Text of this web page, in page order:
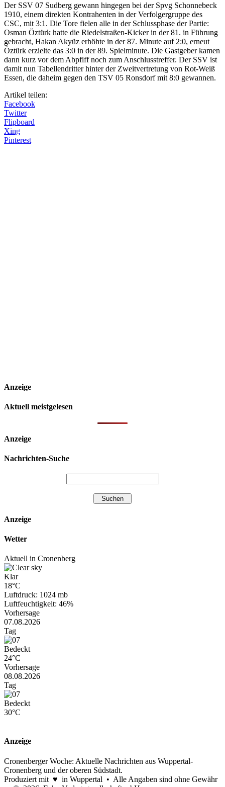
Der SSV 07 Sudberg gewann hingegen bei der Spvg Schonnebeck
1910, einem direkten Kontrahenten in der Verfolgergruppe des
CSC, mit 3:1. Die Tore fielen alle in der Schlussphase der Partie:
Osman Öztürk hatte die Riedelstraßen-Kicker in der 81. in Führung
gebracht, Hakan Akyüz erhöhte in der 87. Minute auf 2:0, erneut
Öztürk erzielte das 3:0 in der 89. Spielminute. Die Gastgeber kamen
dann kurz vor dem Abpfiff noch zum Anschlusstreffer. Der SSV ist
damit nun Tabellendritter hinter der Zweitvertretung von Rot-Weiß
Essen, die daheim gegen den TSV 05 Ronsdorf mit 8:0 gewannen.
Artikel teilen:
Facebook
Twitter
Flipboard
Xing
Pinterest
Anzeige
Aktuell meistgelesen
Anzeige
Nachrichten-Suche
Anzeige
Wetter
Aktuell in Cronenberg
Klar
18°C
Luftdruck: 1024 mb
Luftfeuchtigkeit: 46%
Vorhersage
07.08.2026
Tag
Bedeckt
24°C
Vorhersage
08.08.2026
Tag
Bedeckt
30°C
Anzeige
Cronenberger Woche: Aktuelle Nachrichten aus Wuppertal-
Cronenberg und der oberen Südstadt.
Produziert mit ♥ in Wuppertal • Alle Angaben sind ohne Gewähr